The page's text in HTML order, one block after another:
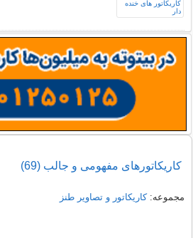
کاریکاتورهای مفهومی و جالب (69)
مجموعه:کاریکاتور و تصاویر طنز